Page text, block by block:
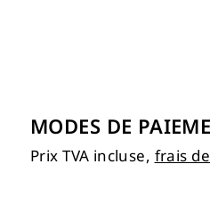
MODES DE
Prix TVA incluse, frais